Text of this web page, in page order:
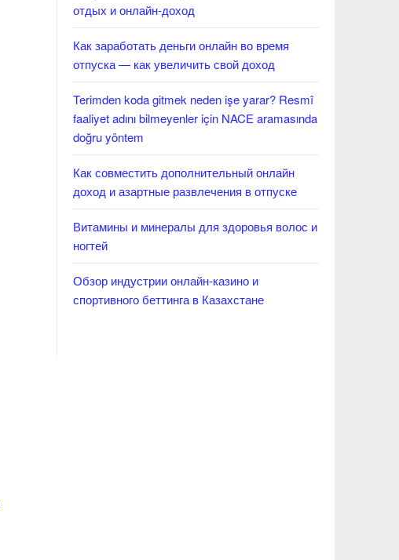
отдых и онлайн-доход
Как заработать деньги онлайн во время
отпуска — как увеличить свой доход
Terimden koda gitmek neden işe yarar? Resmî
faaliyet adını bilmeyenler için NACE aramasında
doğru yöntem
Как совместить дополнительный онлайн
доход и азартные развлечения в отпуске
Витамины и минералы для здоровья волос и
ногтей
Обзор индустрии онлайн-казино и
спортивного беттинга в Казахстане